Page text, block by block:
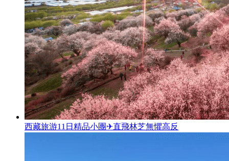
西藏旅游11日精品小團✈直飛林芝無懼高反